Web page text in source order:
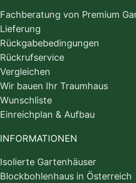
Fachberatung von Premium
Lieferung
Rückgabebedingungen
Rückrufservice
Vergleichen
Wir bauen Ihr Traumhaus
Wunschliste
Einreichplan & Aufbau
INFORMATIONEN
Isolierte Gartenhäuser
Blockbohlenhaus in Österreich